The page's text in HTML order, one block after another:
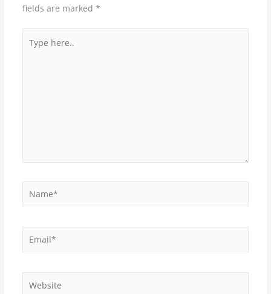
fields are marked *
here..
Email*
Website